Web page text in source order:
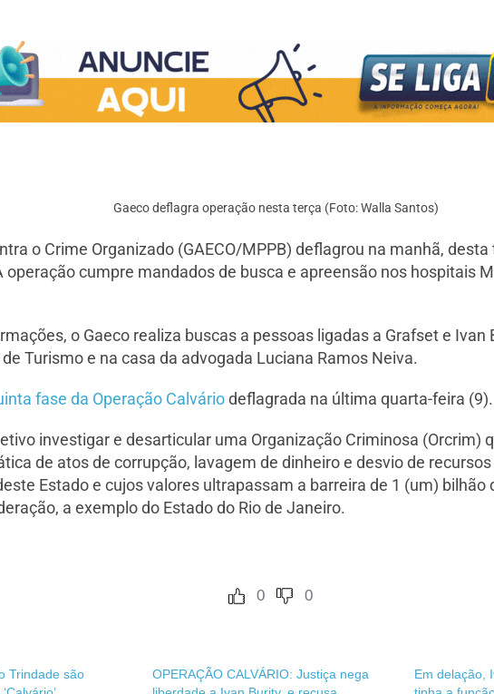
Gaeco deflagra operação nesta terça (Foto: Walla Santos)
o Crime Organizado (GAECO/MPPB) deflagrou na manhã,
operação cumpre mandados de busca e apreensão nos hospitais
o Gaeco realiza buscas a pessoas ligadas a Grafset e
Turismo e na casa da advogada Luciana Ramos Neiva.
fase da Operação Calváriodeflagrada na última quarta-feira (9).
investigar e desarticular uma Organização Criminosa (Orcrim)
de atos de corrupção, lavagem de dinheiro e desvio de
Estado e cujos valores ultrapassam a barreira de 1 (um)
a exemplo do Estado do Rio de Janeiro.
0 0
Trindade são
OPERAÇÃO CALVÁRIO: Justiça nega
Em delação,